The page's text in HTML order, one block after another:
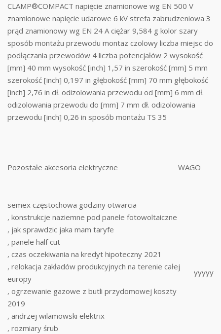
CLAMP®COMPACT napięcie znamionowe wg EN 500 V
znamionowe napięcie udarowe 6 kV strefa zabrudzeniowa 3
prąd znamionowy wg EN 24 A ciężar 9,584 g kolor szary
sposób montażu przewodu montaz czolowy liczba miejsc do
podłączania przewodów 4 liczba potencjałów 2 wysokość
[mm] 40 mm wysokość [inch] 1,57 in szerokość [mm] 5 mm
szerokość [inch] 0,197 in głębokość [mm] 70 mm głębokość
[inch] 2,76 in dł. odizolowania przewodu od [mm] 6 mm dł.
odizolowania przewodu do [mm] 7 mm dł. odizolowania
przewodu [inch] 0,26 in sposób montażu TS 35
Pozostałe akcesoria elektryczne WAGO
semex częstochowa godziny otwarcia
, konstrukcje naziemne pod panele fotowoltaiczne
, jak sprawdzic jaka mam taryfe
, panele half cut
, czas oczekiwania na kredyt hipoteczny 2021
, relokacja zakładów produkcyjnych na terenie całej
europy
, ogrzewanie gazowe z butli przydomowej koszty
2019
, andrzej wilamowski elektrix
, rozmiary śrub
yyyyy